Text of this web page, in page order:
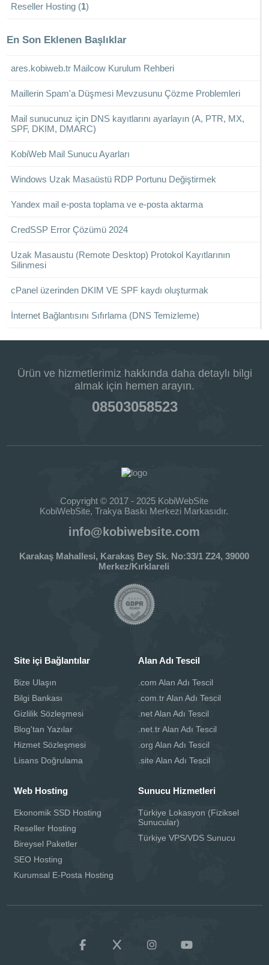
Reseller Hosting (1)
En Son Eklenen Başlıklar
ares.kobiweb.tr Mailcow Kurulum Rehberi
Maillerin Spam'a Düşmesi Mevzusunu Çözme Problemleri
Mail sunucunuz için DNS kayıtlarını ayarlayın (A, PTR, MX,
SPF, DKIM, DMARC)
KobiWeb Mail Sunucu Ayarları
Windows Uzak Masaüstü RDP Portunu Değiştirmek
Yandex mail e-posta toplama ve e-posta aktarma
CredSSP Error Çözümü 2024
Uzak Masaustu (Remote Desktop) Protokol Kayıtlarının
Silinmesi
cPanel üzerinden DKIM VE SPF kaydı oluşturmak
İnternet Bağlantısını Sıfırlama (DNS Temizleme)
Ürün ve hizmetlerimiz hakkında daha detaylı bilgi
almak için hemen arayın.
08503058523
Copyright © 2017 - 2025 KobiWebSite
KobiWebSite, Trakya Baskı Merkezi Markasıdır.
info@kobiwebsite.com
Karakaş Mahallesi, Karakaş Bey Sk. No:33/1 Z24, 39000
Merkez/Kırklareli
Site içi Bağlantılar
Bize Ulaşın
Bilgi Bankası
Gizlilik Sözleşmesi
Blog'tan Yazılar
Hizmet Sözleşmesi
Lisans Doğrulama
Alan Adı Tescil
.com Alan Adı Tescil
.com.tr Alan Adı Tescil
.net Alan Adı Tescil
.net.tr Alan Adı Tescil
.org Alan Adı Tescil
.site Alan Adı Tescil
Web Hosting
Ekonomik SSD Hosting
Reseller Hosting
Bireysel Paketler
SEO Hosting
Kurumsal E-Posta Hosting
Sunucu Hizmetleri
Türkiye Lokasyon (Fiziksel
Sunucular)
Türkiye VPS/VDS Sunucu